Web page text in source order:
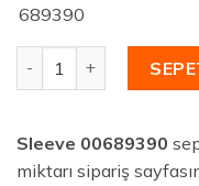
689390
Sleeve 00689390
miktarı sipariş